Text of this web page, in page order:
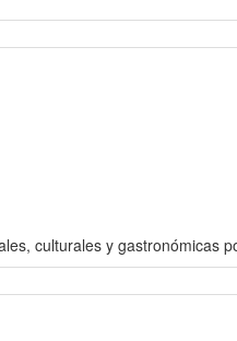
culturales y gastronómicas